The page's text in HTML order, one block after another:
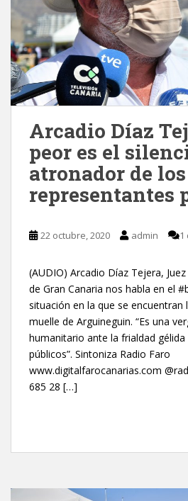
Arcadio Díaz
peor es el
atronador de los
representantes
22 octubre, 2020 admin
(AUDIO) Arcadio Díaz Tejera,
de Gran Canaria nos habla en el
situación en la que se encuentran
muelle de Arguineguin. “Es una
humanitario ante la frialdad
públicos”. Sintoniza Radio Faro
www.digitalfarocanarias.com
685 28 […]